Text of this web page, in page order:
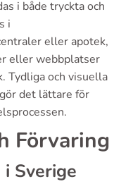
i både tryckta och
i
eller apotek,
eller webbplatser
Tydliga och visuella
det lättare för
Förvaring
Sverige